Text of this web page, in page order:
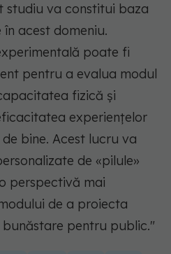
studiu va constitui baza
acest domeniu.
poate fi
pentru a evalua modul
fizică și
experiențelor
de bine. Acest lucru va
de «pilule»
perspectivă mai
de a proiecta
pentru public."